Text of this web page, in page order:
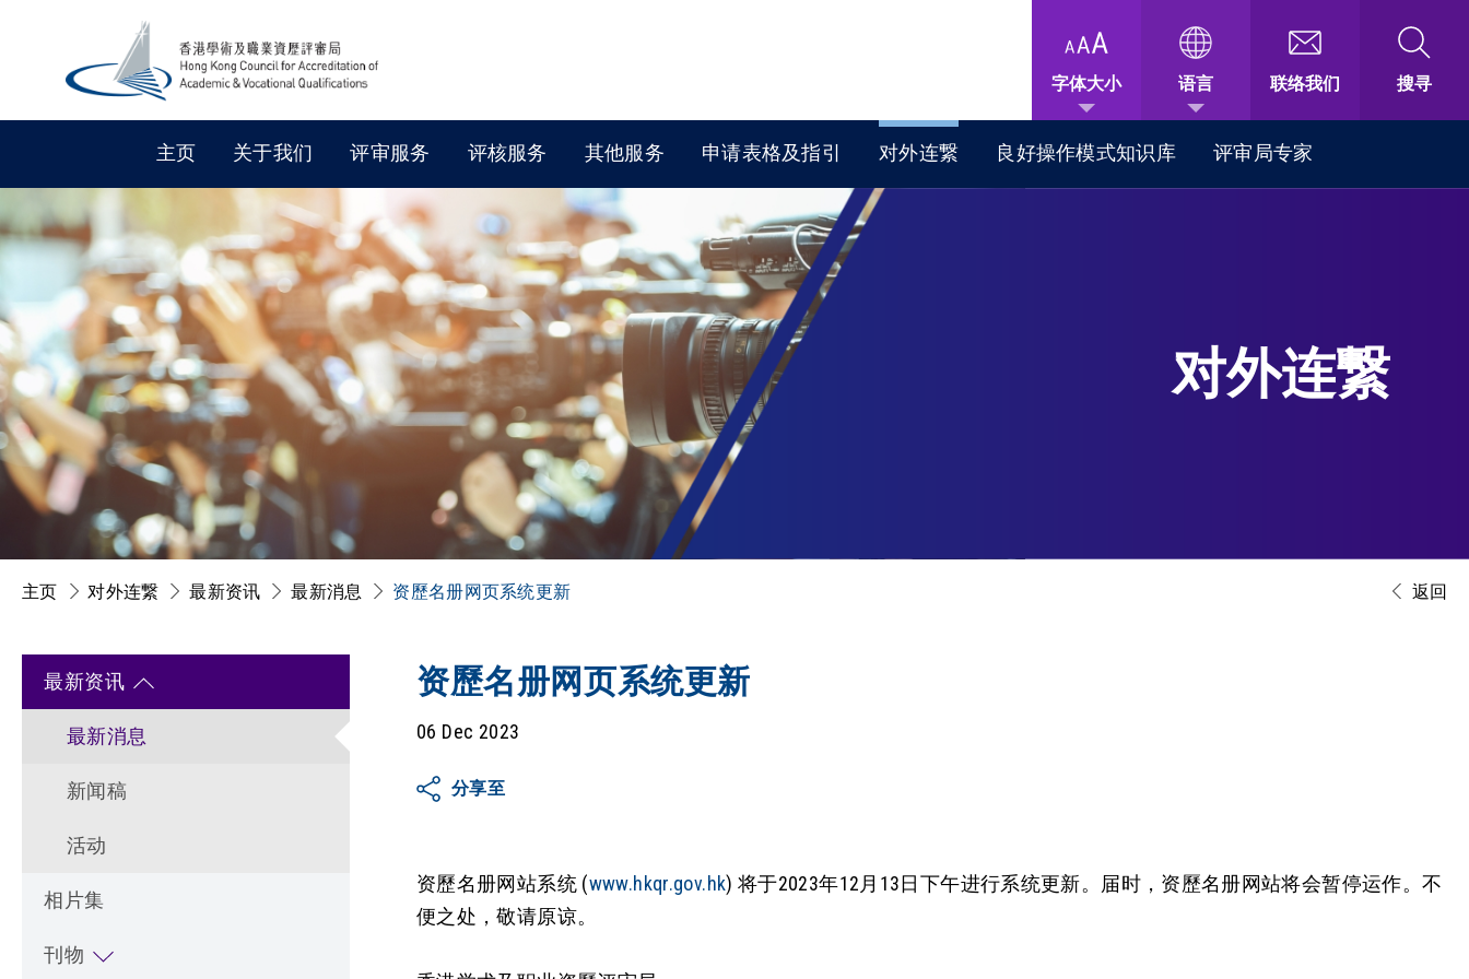
字体大小 语言 联络我们 搜寻
主页 关于我们 评审服务 评核服务 其他服务 申请表格及指引 对外连繋 良好操作模式知识库 评审局专家
对外连繋
返回
主页 对外连繋 最新资讯 最新消息 资歷名册网页系统更新
最新资讯
最新消息
新闻稿
活动
相片集
刊物
资歷名册网页系统更新
06 Dec 2023
分享至
资歷名册网站系统 (www.hkqr.gov.hk) 将于2023年12月13日下午进行系统更新。届时，资歷名册网站将会暂停运作。不
便之处，敬请原谅。